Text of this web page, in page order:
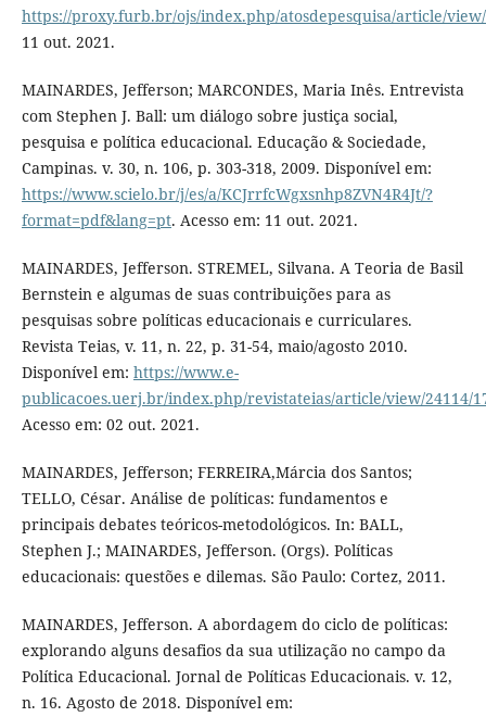
https://proxy.furb.br/ojs/index.php/atosdepesquisa/article/
11 out. 2021.
MAINARDES, Jefferson; MARCONDES, Maria Inês. Entrevista
com Stephen J. Ball: um diálogo sobre justiça social,
pesquisa e política educacional. Educação & Sociedade,
Campinas. v. 30, n. 106, p. 303-318, 2009. Disponível em:
https://www.scielo.br/j/es/a/KCJrrfcWgxsnhp8ZVN4R4Jt/?
format=pdf&lang=pt. Acesso em: 11 out. 2021.
MAINARDES, Jefferson. STREMEL, Silvana. A Teoria de Basil
Bernstein e algumas de suas contribuições para as
pesquisas sobre políticas educacionais e curriculares.
Revista Teias, v. 11, n. 22, p. 31-54, maio/agosto 2010.
Disponível em: https://www.e-
publicacoes.uerj.br/index.php/revistateias/article/view/24114/
Acesso em: 02 out. 2021.
MAINARDES, Jefferson; FERREIRA,Márcia dos Santos;
TELLO, César. Análise de políticas: fundamentos e
principais debates teóricos-metodológicos. In: BALL,
Stephen J.; MAINARDES, Jefferson. (Orgs). Políticas
educacionais: questões e dilemas. São Paulo: Cortez, 2011.
MAINARDES, Jefferson. A abordagem do ciclo de políticas:
explorando alguns desafios da sua utilização no campo da
Política Educacional. Jornal de Políticas Educacionais. v. 12,
n. 16. Agosto de 2018. Disponível em: